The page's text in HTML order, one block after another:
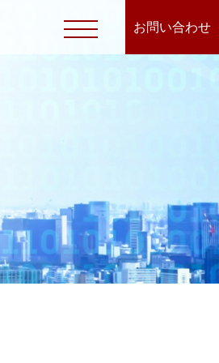
お問い合わせ